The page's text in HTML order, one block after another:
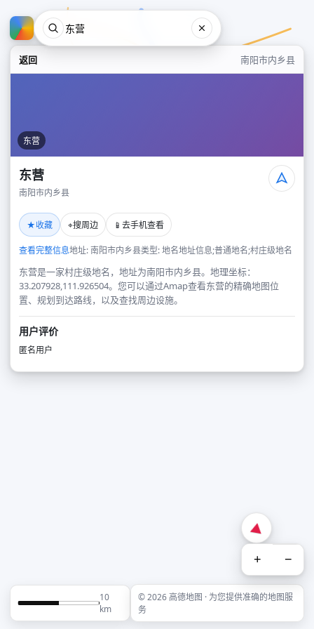
返回 南阳市内乡县
东营
东营
南阳市内乡县
★收藏 ⌖搜周边 📱 去手机查看
查看完整信息地址: 南阳市内乡县类型: 地名地址信息;普通地名;村庄级地名
东营是一家村庄级地名，地址为南阳市内乡县。地理坐标：
33.207928,111.926504。您可以通过Amap查看东营的精确地图位
置、规划到达路线，以及查找周边设施。
用户评价
匿名用户
+ −
10
km
© 2026 高德地图 · 为您提供准确的地图服
务